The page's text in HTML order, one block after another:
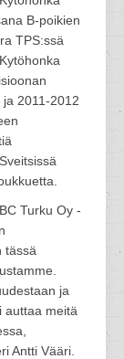
B-poikien
TPS:ssä
2011-2012
Turku Oy -
tässä
ja
auttaa meitä
Antti Vääri.